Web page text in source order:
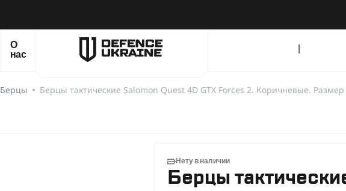
О
нас
Берцы Берцы тактические Salomon Quest 4D GTX Forces 2. Коричневые.
Нету в наличии
Берцы